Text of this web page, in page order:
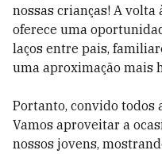
nossas crianças! A volta
oferece uma
laços entre pais,
uma aproximação mais
Portanto, convido todos
Vamos aproveitar a
nossos jovens,